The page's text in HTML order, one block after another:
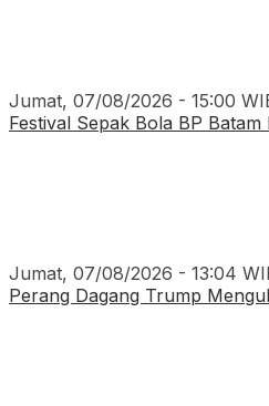
Jumat, 07/08/2026 - 15:00
Festival Sepak Bola BP
Jumat, 07/08/2026 - 13:04
Perang Dagang Trump